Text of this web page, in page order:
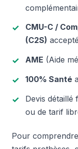
CMU-C /
(C2S)
AME (Aide
100% Santé
Devis
ou de tarif
Pour